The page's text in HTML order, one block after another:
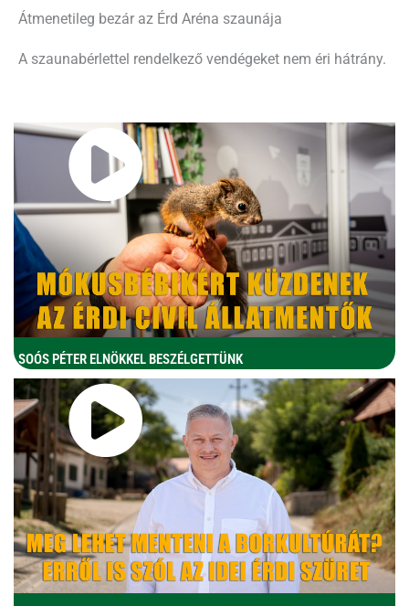
Átmenetileg bezár az Érd Aréna szaunája
A szaunabérlettel rendelkező vendégeket nem éri hátrány.
SOÓS PÉTER ELNÖKKEL BESZÉLGETTÜNK